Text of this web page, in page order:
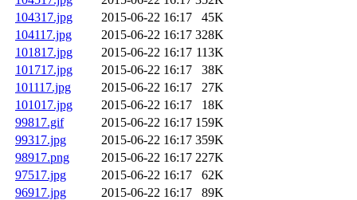
104317.jpg
2015-06-22 16:17
45K
104117.jpg
2015-06-22 16:17 328K
101817.jpg
2015-06-22 16:17 113K
101717.jpg
2015-06-22 16:17
38K
101117.jpg
2015-06-22 16:17
27K
101017.jpg
2015-06-22 16:17
18K
99817.gif
2015-06-22 16:17 159K
99317.jpg
2015-06-22 16:17 359K
98917.png
2015-06-22 16:17 227K
97517.jpg
2015-06-22 16:17
62K
96917.jpg
2015-06-22 16:17
89K